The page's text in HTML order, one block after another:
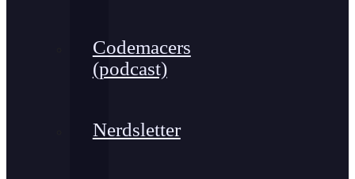
Codemacers
(podcast)
Nerdsletter